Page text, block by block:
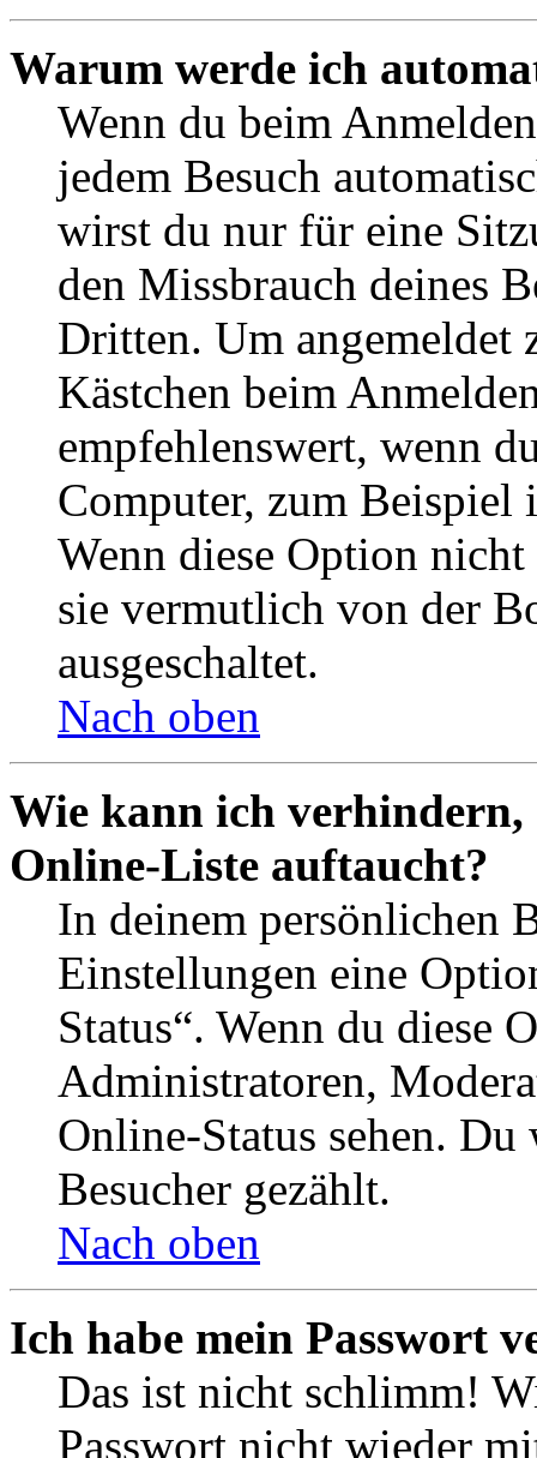
Warum werde ich
Wenn du beim
jedem Besuch
wirst du nur für eine
den Missbrauch deines
Dritten. Um angemeldet
Kästchen beim
empfehlenswert, wenn
Computer, zum Beispiel
Wenn diese Option
sie vermutlich von der
ausgeschaltet.
Nach oben
Wie kann ich verhindern,
Online-Liste auftaucht?
In deinem persönlichen
Einstellungen eine
Status“. Wenn du diese
Administratoren,
Online-Status sehen.
Besucher gezählt.
Nach oben
Ich habe mein Passwort
Das ist nicht schlimm!
Passwort nicht wieder